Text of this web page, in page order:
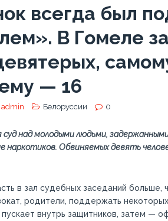
всегда был
В Гомеле
— 16
admin Белоруссии 0
суд над молодыми людьми,
наркотиков. Обвиняемых девять
в зал судебных заседаний больше,
родители, поддержать
внутрь защитников, затем —